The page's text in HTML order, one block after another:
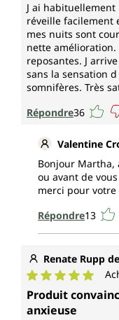
J ai habituellement
réveille facilement
mes nuits sont
nette
reposantes. J
sans la sensation
somnifères. Très
Répondre36
Valentine
Bonjour Martha,
ou avant de
merci pour votre
Répondre13
Renate Rupp
Note moyenne
Produit
anxieuse